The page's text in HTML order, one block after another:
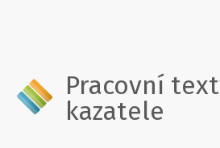
Pracovní
kazatele